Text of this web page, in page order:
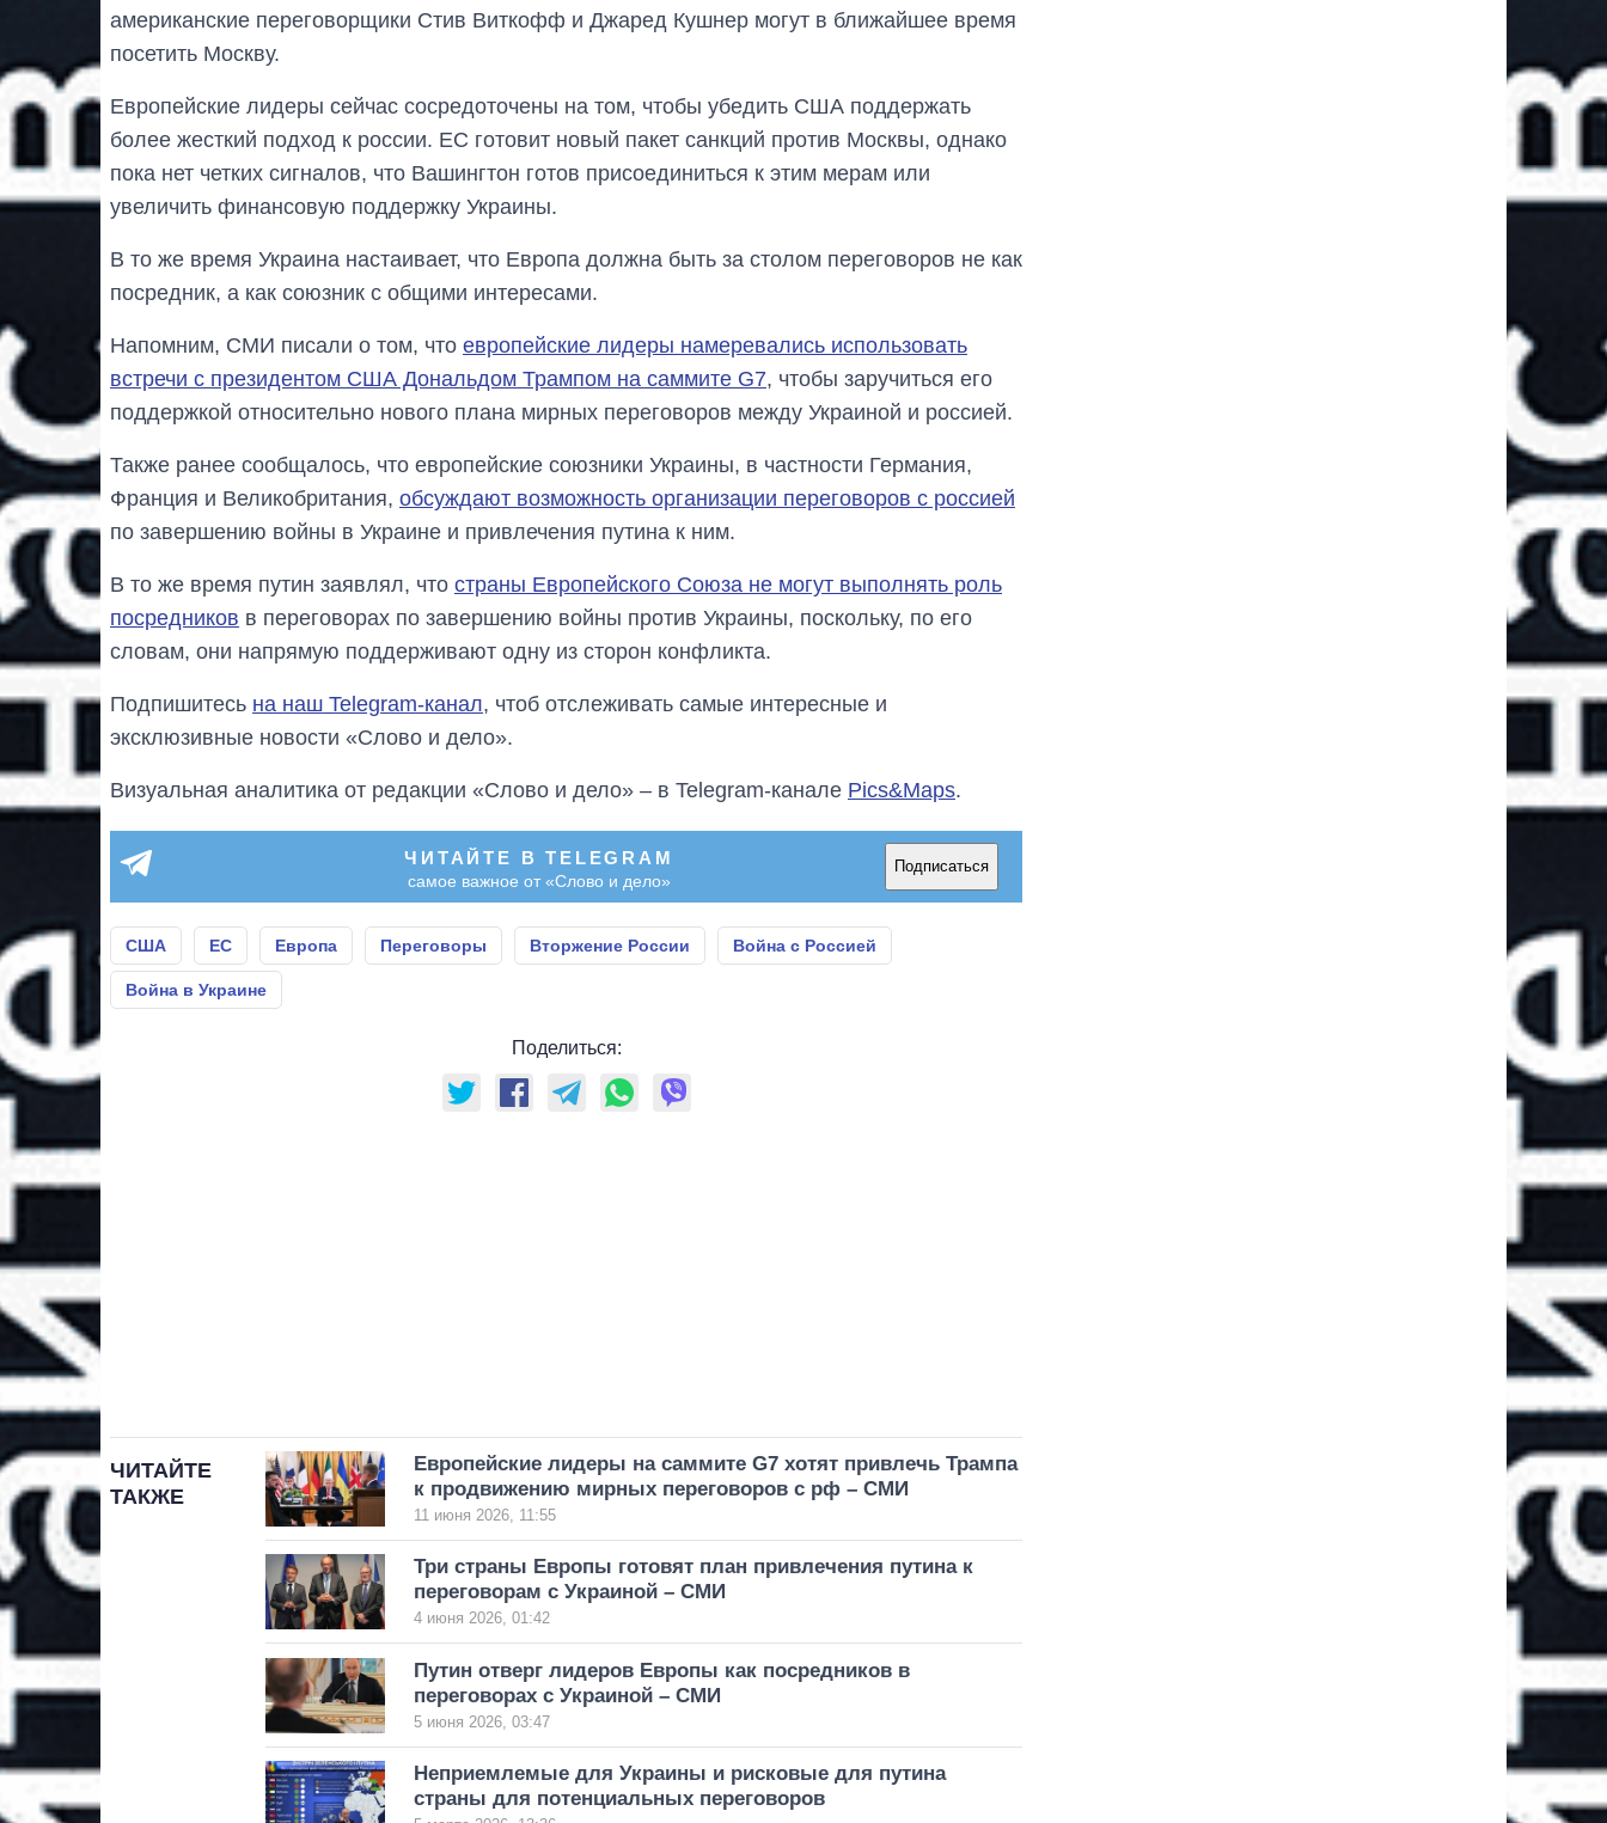
американские переговорщики Стив Виткофф и Джаред Кушнер могут в ближайшее время
посетить Москву.
Европейские лидеры сейчас сосредоточены на том, чтобы убедить США поддержать
более жесткий подход к россии. ЕС готовит новый пакет санкций против Москвы, однако
пока нет четких сигналов, что Вашингтон готов присоединиться к этим мерам или
увеличить финансовую поддержку Украины.
В то же время Украина настаивает, что Европа должна быть за столом переговоров не как
посредник, а как союзник с общими интересами.
Напомним, СМИ писали о том, что европейские лидеры намеревались использовать
встречи с президентом США Дональдом Трампом на саммите G7, чтобы заручиться его
поддержкой относительно нового плана мирных переговоров между Украиной и россией.
Также ранее сообщалось, что европейские союзники Украины, в частности Германия,
Франция и Великобритания, обсуждают возможность организации переговоров с россией
по завершению войны в Украине и привлечения путина к ним.
В то же время путин заявлял, что страны Европейского Союза не могут выполнять роль
посредников в переговорах по завершению войны против Украины, поскольку, по его
словам, они напрямую поддерживают одну из сторон конфликта.
Подпишитесь на наш Telegram-канал, чтоб отслеживать самые интересные и
эксклюзивные новости «Слово и дело».
Визуальная аналитика от редакции «Слово и дело» – в Telegram-канале Pics&Maps.
ЧИТАЙТЕ В TELEGRAM
самое важное от «Слово и дело»
Подписаться
США ЕС Европа Переговоры Вторжение России Война с Россией
Война в Украине
Поделиться:
ЧИТАЙТЕ
ТАКЖЕ
Европейские лидеры на саммите G7 хотят привлечь Трампа
к продвижению мирных переговоров с рф – СМИ
11 июня 2026, 11:55
Три страны Европы готовят план привлечения путина к
переговорам с Украиной – СМИ
4 июня 2026, 01:42
Путин отверг лидеров Европы как посредников в
переговорах с Украиной – СМИ
5 июня 2026, 03:47
Неприемлемые для Украины и рисковые для путина
страны для потенциальных переговоров